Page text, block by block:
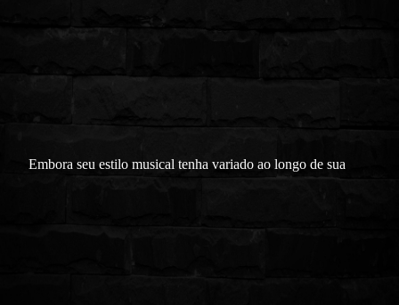
Embora seu estilo musical tenha variado ao longo de sua